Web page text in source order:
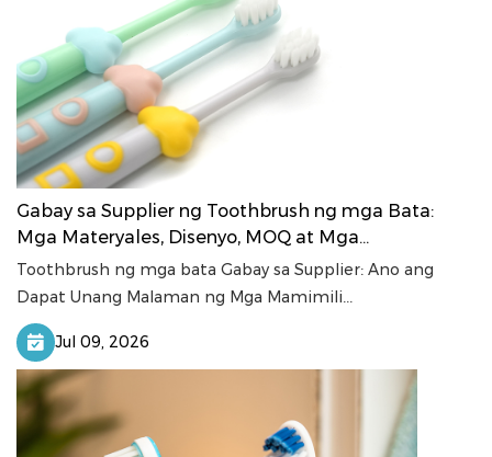
Gabay sa Supplier ng Toothbrush ng mga Bata:
Mga Materyales, Disenyo, MOQ at Mga
Pamantayan sa Kalidad
Toothbrush ng mga bata Gabay sa Supplier: Ano ang
Dapat Unang Malaman ng Mga Mamimili...
Jul 09, 2026